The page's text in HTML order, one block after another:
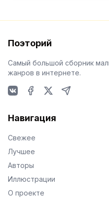
Поэторий
Самый большой сборник
жанров в интернете.
Навигация
Свежее
Лучшее
Авторы
Иллюстрации
О проекте